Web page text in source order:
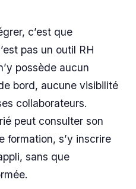
c’est que
pas un outil RH
possède aucun
bord, aucune visibilité
collaborateurs.
peut consulter son
formation, s’y inscrire
sans que